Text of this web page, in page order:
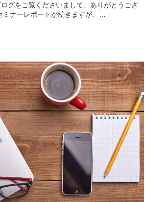
グをご覧くださいまして、ありがとうござ
ミナーレポートが続きますが、…